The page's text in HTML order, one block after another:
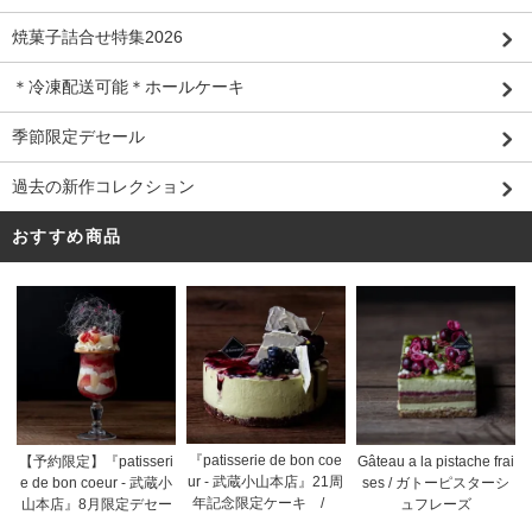
焼菓子詰合せ特集2026
＊冷凍配送可能＊ホールケーキ
季節限定デセール
過去の新作コレクション
おすすめ商品
【予約限定】『patisseri
e de bon coeur - 武蔵小
山本店』8月限定デセー
『patisserie de bon coe
ur - 武蔵小山本店』21周
年記念限定ケーキ /
Gâteau a la pistache frai
ses / ガトーピスターシ
ュフレーズ